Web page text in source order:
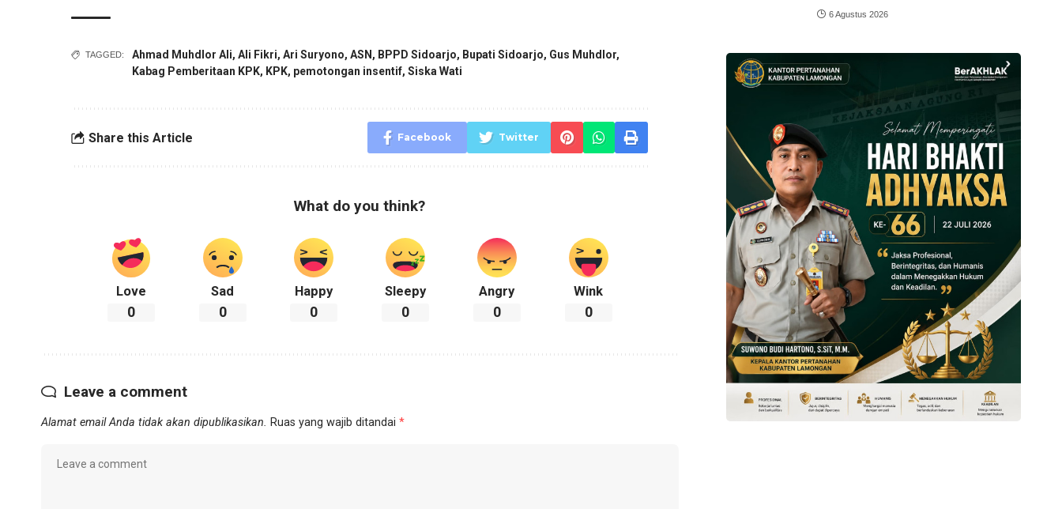
TAGGED: Ahmad Muhdlor Ali,Ali Fikri,Ari Suryono,ASN , BPPD Sidoarjo, Bupati Sidoarjo, Gus Muhdlor,
Kabag Pemberitaan KPK, KPK, pemotongan insentif,Siska Wati
Share this Article Facebook Twitter
What do you think?
Love
0
Sad
0
Happy
0
Sleepy
0
Angry
0
Wink
0
Leave a comment
Alamat email Anda tidak akan dipublikasikan. Ruas yang wajib ditandai *
6 Agustus 2026